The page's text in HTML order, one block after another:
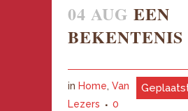
04 AUG EEN
BEKENTENIS
in Home, Van
Lezers
0